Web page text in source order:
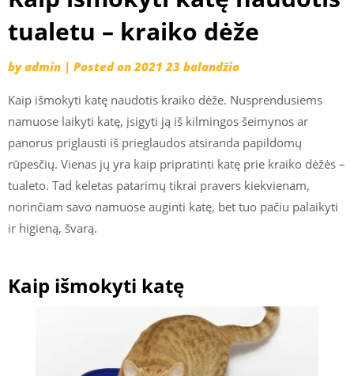
tualetu – kraiko dėže
byadmin | Posted on 2021 23 balandžio
Kaip išmokyti katę naudotis kraiko dėže. Nusprendusiems
namuose laikyti katę, įsigyti ją iš kilmingos šeimynos ar
panorus priglausti iš prieglaudos atsiranda papildomų
rūpesčių. Vienas jų yra kaip pripratinti katę prie kraiko dėžės –
tualeto. Tad keletas patarimų tikrai pravers kiekvienam,
norinčiam savo namuose auginti katę, bet tuo pačiu palaikyti
ir higieną, švarą.
Kaip išmokyti katę